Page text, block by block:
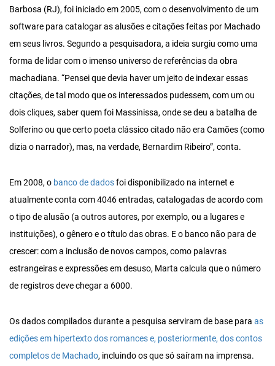
Barbosa (RJ), foi iniciado em 2005, com o desenvolvimento de um
software para catalogar as alusões e citações feitas por Machado
em seus livros. Segundo a pesquisadora, a ideia surgiu como uma
forma de lidar com o imenso universo de referências da obra
machadiana. “Pensei que devia haver um jeito de indexar essas
citações, de tal modo que os interessados pudessem, com um ou
dois cliques, saber quem foi Massinissa, onde se deu a batalha de
Solferino ou que certo poeta clássico citado não era Camões (como
dizia o narrador), mas, na verdade, Bernardim Ribeiro”, conta.
Em 2008, o banco de dadosfoi disponibilizado na internet e
atualmente conta com 4046 entradas, catalogadas de acordo com
o tipo de alusão (a outros autores, por exemplo, ou a lugares e
instituições), o gênero e o título das obras. E o banco não para de
crescer: com a inclusão de novos campos, como palavras
estrangeiras e expressões em desuso, Marta calcula que o número
de registros deve chegar a 6000.
Os dados compilados durante a pesquisa serviram de base para as
edições em hipertexto dos romances e, posteriormente, dos contos
completos de Machado, incluindo os que só saíram na imprensa.